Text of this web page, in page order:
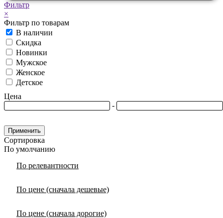
Фильтр
×
Фильтр по товарам
В наличии
Скидка
Новинки
Мужское
Женское
Детское
Цена
-
Применить
Сортировка
По умолчанию
По релевантности
По цене (сначала дешевые)
По цене (сначала дорогие)